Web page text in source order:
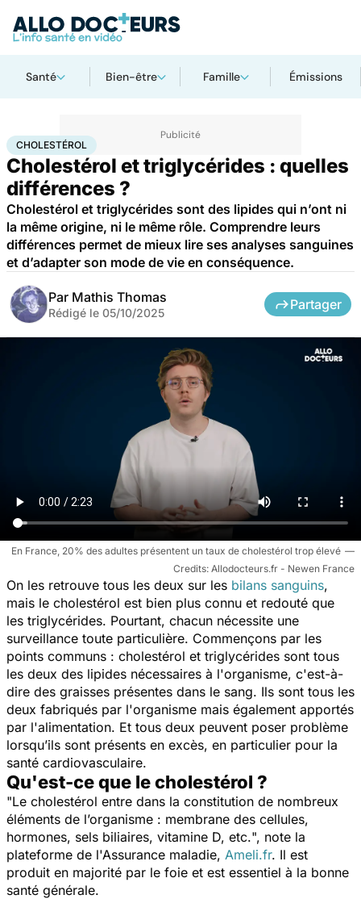
Santé Bien-être Famille Émissions
AccueilSantéCholestérol
CHOLESTÉROL
Cholestérol et triglycérides : quelles
différences ?
Cholestérol et triglycérides sont des lipides qui n’ont ni
la même origine, ni le même rôle. Comprendre leurs
différences permet de mieux lire ses analyses sanguines
et d’adapter son mode de vie en conséquence.
Par Mathis Thomas
Rédigé le 05/10/2025
Partager
En France, 20% des adultes présentent un taux de cholestérol trop élevé
Allodocteurs.fr - Newen France
On les retrouve tous les deux sur les bilans sanguins,
mais le cholestérol est bien plus connu et redouté que
les triglycérides. Pourtant, chacun nécessite une
surveillance toute particulière. Commençons par les
points communs : cholestérol et triglycérides sont tous
les deux des lipides nécessaires à l'organisme, c'est-à-
dire des graisses présentes dans le sang. Ils sont tous les
deux fabriqués par l'organisme mais également apportés
par l'alimentation. Et tous deux peuvent poser problème
lorsqu’ils sont présents en excès, en particulier pour la
santé cardiovasculaire.
Qu'est-ce que le cholestérol ?
"Le cholestérol entre dans la constitution de nombreux
éléments de l’organisme : membrane des cellules,
hormones, sels biliaires, vitamine D, etc.", note la
plateforme de l'Assurance maladie, Ameli.fr. Il est
produit en majorité par le foie et est essentiel à la bonne
santé générale.